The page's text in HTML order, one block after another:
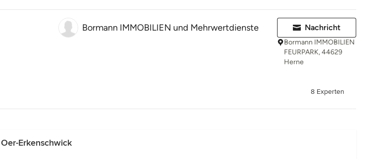
Bormann IMMOBILIEN und Mehrwertdienste Nachricht
Bormann IMMOBILIEN
FEURPARK, 44629
Herne
8 Experten
Erkenschwick